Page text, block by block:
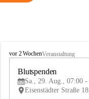
B
vor 2 WochenVeranstaltung
Blutspenden
Sa., 29. Aug., 07:00 -